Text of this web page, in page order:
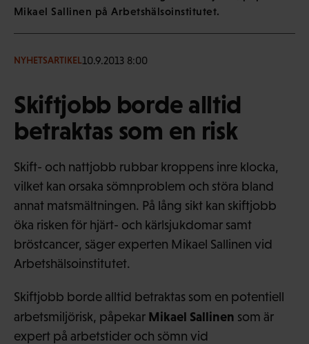
Mikael Sallinen på Arbetshälsoinstitutet.
NYHETSARTIKEL10.9.2013 8:00
Skiftjobb borde alltid
betraktas som en risk
Skift- och nattjobb rubbar kroppens inre klocka,
vilket kan orsaka sömnproblem och störa bland
annat matsmältningen. På lång sikt kan skiftjobb
öka risken för hjärt- och kärlsjukdomar samt
bröstcancer, säger experten Mikael Sallinen vid
Arbetshälsoinstitutet.
Skiftjobb borde alltid betraktas som en potentiell
arbetsmiljörisk, påpekar Mikael Sallinen som är
expert på arbetstider och sömn vid